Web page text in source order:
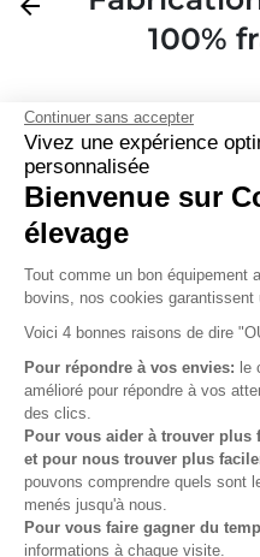
Continuer sans accepter
Vivez une expérience
personnalisée
Bienvenue sur
élevage
Tout comme un bon équipement
bovins, nos cookies
Voici 4 bonnes raisons de dire
Pour répondre à vos envies: le
amélioré pour répondre à vos
des clics.
Pour vous aider à trouver plus
et pour nous trouver plus
pouvons comprendre quels sont
menés jusqu'à nous.
Pour vous faire gagner du
informations à chaque visite.
100%
Produits
Notre société
Votre compte